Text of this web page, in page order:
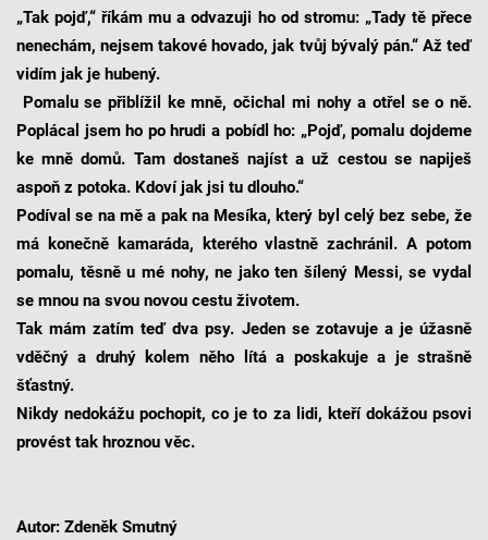
„Tak pojď,“ říkám mu a odvazuji ho od stromu: „Tady tě přece
nenechám, nejsem takové hovado, jak tvůj bývalý pán.“ Až teď
vidím jak je hubený.
Pomalu se přiblížil ke mně, očichal mi nohy a otřel se o ně.
Poplácal jsem ho po hrudi a pobídl ho: „Pojď, pomalu dojdeme
ke mně domů. Tam dostaneš najíst a už cestou se napiješ
aspoň z potoka. Kdoví jak jsi tu dlouho.“
Podíval se na mě a pak na Mesíka, který byl celý bez sebe, že
má konečně kamaráda, kterého vlastně zachránil. A potom
pomalu, těsně u mé nohy, ne jako ten šílený Messi, se vydal
se mnou na svou novou cestu životem.
Tak mám zatím teď dva psy. Jeden se zotavuje a je úžasně
vděčný a druhý kolem něho lítá a poskakuje a je strašně
šťastný.
Nikdy nedokážu pochopit, co je to za lidi, kteří dokážou psovi
provést tak hroznou věc.
Autor: Zdeněk Smutný